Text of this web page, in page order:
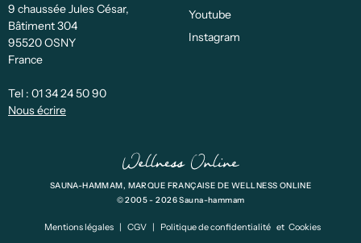
9 chaussée Jules César,
Bâtiment 304
95520 OSNY
France
Tel : 01 34 24 50 90
Nous écrire
Youtube
Instagram
SAUNA-HAMMAM, MARQUE FRANÇAISE DE WELLNESS ONLINE
© 2005 - 2026 Sauna-hammam
Mentions légales | CGV | Politique de confidentialité et Cookies